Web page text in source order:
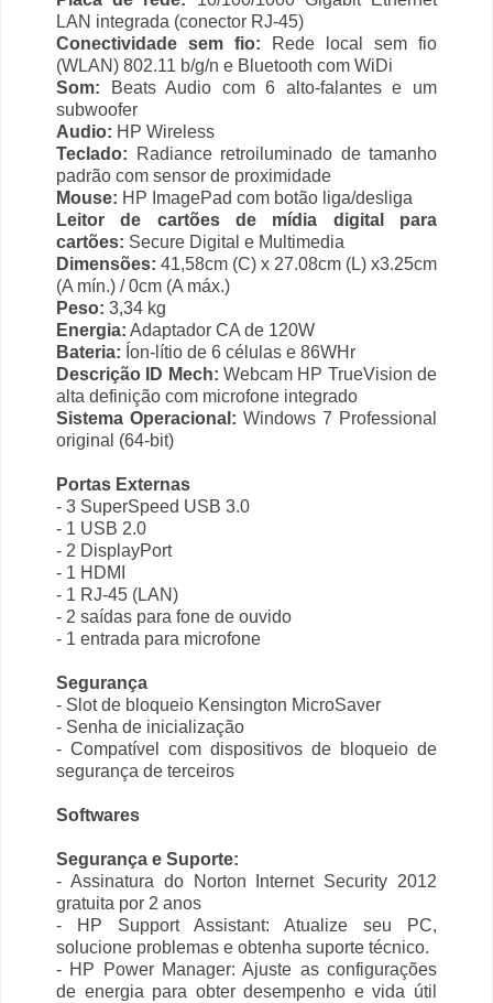
LAN integrada (conector RJ-45)
Conectividade sem fio: Rede local sem fio
(WLAN) 802.11 b/g/n e Bluetooth com WiDi
Som: Beats Audio com 6 alto-falantes e um
subwoofer
Audio: HP Wireless
Teclado: Radiance retroiluminado de tamanho
padrão com sensor de proximidade
Mouse: HP ImagePad com botão liga/desliga
Leitor de cartões de mídia digital para
cartões: Secure Digital e Multimedia
Dimensões: 41,58cm (C) x 27.08cm (L) x3.25cm
(A mín.) / 0cm (A máx.)
Peso: 3,34 kg
Energia: Adaptador CA de 120W
Bateria: Íon-lítio de 6 células e 86WHr
Descrição ID Mech: Webcam HP TrueVision de
alta definição com microfone integrado
Sistema Operacional: Windows 7 Professional
original (64-bit)
Portas Externas
- 3 SuperSpeed USB 3.0
- 1 USB 2.0
- 2 DisplayPort
- 1 HDMI
- 1 RJ-45 (LAN)
- 2 saídas para fone de ouvido
- 1 entrada para microfone
Segurança
- Slot de bloqueio Kensington MicroSaver
- Senha de inicialização
- Compatível com dispositivos de bloqueio de
segurança de terceiros
Softwares
Segurança e Suporte:
- Assinatura do Norton Internet Security 2012
gratuita por 2 anos
- HP Support Assistant: Atualize seu PC,
solucione problemas e obtenha suporte técnico.
- HP Power Manager: Ajuste as configurações
de energia para obter desempenho e vida útil